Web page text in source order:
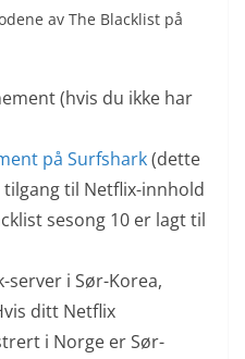
av The Blacklist på
(hvis du ikke har
på Surfshark(dette
til Netflix-innhold
sesong 10 er lagt til
server i Sør-Korea,
ditt Netflix
i Norge er Sør-